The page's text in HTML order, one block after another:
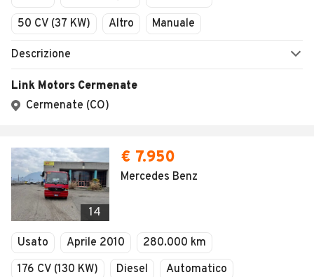
50 CV (37 KW)
Altro Manuale
Descrizione
Link Motors Cermenate
Cermenate (CO)
14
€ 7.950
Mercedes Benz
Usato Aprile 2010
280.000 km
176 CV (130 KW)
Diesel Automatico